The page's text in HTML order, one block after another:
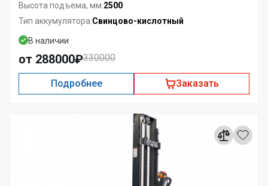
Высота подъема, мм:2500
Тип аккумулятора:Свинцово-кислотный
В наличии
от 288000₽330000
Подробнее Заказать